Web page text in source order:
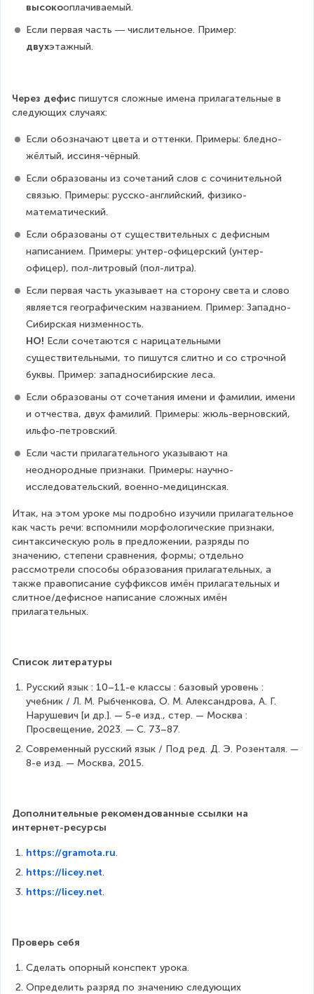
высокооплачиваемый.
Если первая часть ― числительное. Пример:
двухэтажный.
Через дефис пишутся сложные имена прилагательные в
следующих случаях:
Если обозначают цвета и оттенки. Примеры: бледно-
жёлтый, иссиня-чёрный.
Если образованы из сочетаний слов с сочинительной
связью. Примеры: русско-английский, физико-
математический.
Если образованы от существительных с дефисным
написанием. Примеры: унтер-офицерский (унтер-
офицер), пол-литровый (пол-литра).
Если первая часть указывает на сторону света и слово
является географическим названием. Пример: Западно-
Сибирская низменность.
НО! Если сочетаются с нарицательными
существительными, то пишутся слитно и со строчной
буквы. Пример: западносибирские леса.
Если образованы от сочетания имени и фамилии, имени
и отчества, двух фамилий. Примеры: жюль-верновский,
ильфо-петровский.
Если части прилагательного указывают на
неоднородные признаки. Примеры: научно-
исследовательский, военно-медицинская.
Итак, на этом уроке мы подробно изучили прилагательное
как часть речи: вспомнили морфологические признаки,
синтаксическую роль в предложении, разряды по
значению, степени сравнения, формы; отдельно
рассмотрели способы образования прилагательных, а
также правописание суффиксов имён прилагательных и
слитное/дефисное написание сложных имён
прилагательных.
Список литературы
Русский язык : 10–11-е классы : базовый уровень :
учебник / Л. М. Рыбченкова, О. М. Александрова, А. Г.
Нарушевич [и др.]. — 5-е изд., стер. — Москва :
Просвещение, 2023. — С. 73–87.
Современный русский язык / Под ред. Д. Э. Розенталя. —
8-е изд. — Москва, 2015.
Дополнительные рекомендованные ссылки на
интернет-ресурсы
https://gramota.ru.
https://licey.net.
https://licey.net.
Проверь себя
Сделать опорный конспект урока.
Определить разряд по значению следующих